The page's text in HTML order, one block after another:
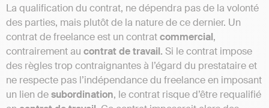
La qualification du contrat, ne dépendra pas de la volonté
des parties, mais plutôt de la nature de ce dernier. Un
contrat de freelance est un contratcommercial,
contrairement au contratdetravail. Si le contrat impose
des règles trop contraignantes à l’égard du prestataire et
ne respecte pas l’indépendance du freelance en imposant
un lien desubordination, le contrat risque d’être requalifié